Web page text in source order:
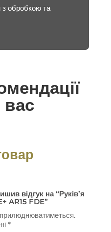
обробкою та
відгук на “Руків’я
AR15 FDE”
*